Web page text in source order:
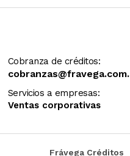
Cobranza de créditos:
Servicios a empresas:
Ventas corporativas
Frávega Créditos